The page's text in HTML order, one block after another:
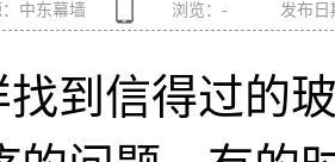
：中东幕墙 浏览： - 发布日
信得过的玻